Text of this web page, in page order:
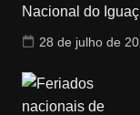
Nacional do
28 de julho de